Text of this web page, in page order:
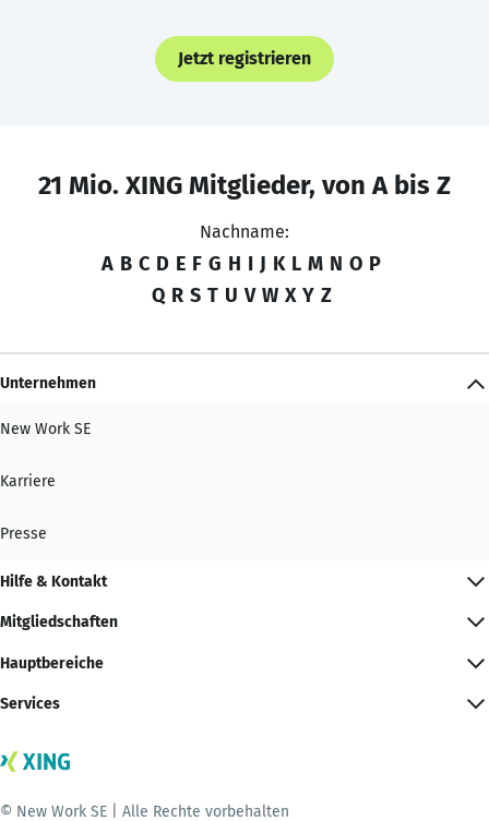
Jetzt registrieren
21 Mio. XING Mitglieder, von A bis Z
Nachname:
A B C D E F G H I J K L M N O P
Q R S T U V W X Y Z
Unternehmen
New Work SE
Karriere
Presse
Hilfe & Kontakt
Mitgliedschaften
Hauptbereiche
Services
© New Work SE | Alle Rechte vorbehalten